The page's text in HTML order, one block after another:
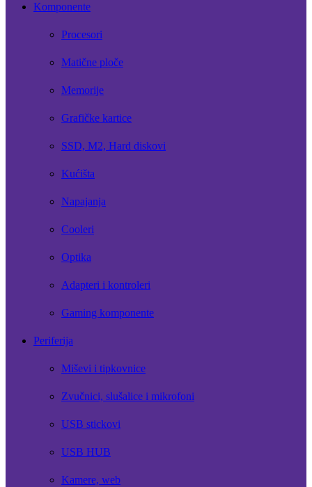
Komponente
Procesori
Matične ploče
Memorije
Grafičke kartice
SSD, M2, Hard diskovi
Kućišta
Napajanja
Cooleri
Optika
Adapteri i kontroleri
Gaming komponente
Periferija
Miševi i tipkovnice
Zvučnici, slušalice i mikrofoni
USB stickovi
USB HUB
Kamere, web